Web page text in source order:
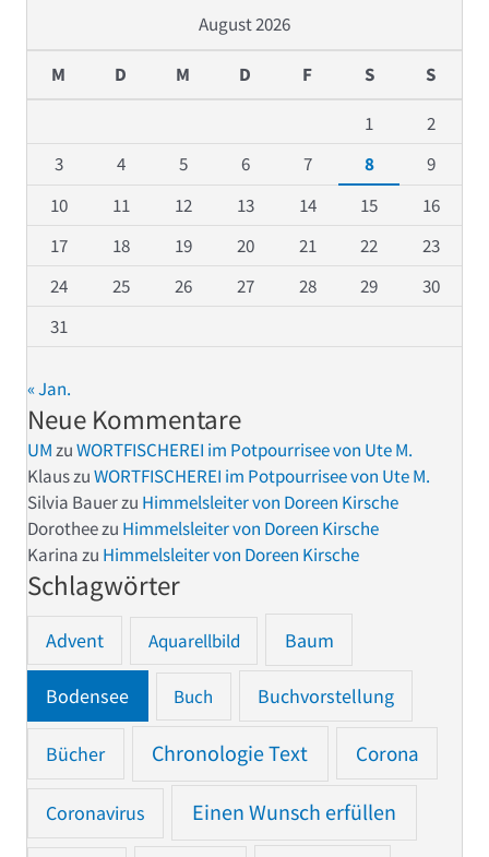
August 2026
M D M D F S S
1
2
3
4 5 6 7 8
9
10
11 12 13 14 15
16
17
18 19 20 21 22
23
24
25 26 27 28 29
30
31
« Jan.
Neue Kommentare
UMzuWORTFISCHEREI im Potpourrisee von Ute M.
KlauszuWORTFISCHEREI im Potpourrisee von Ute M.
Silvia Bauerzu Himmelsleiter von Doreen Kirsche
Dorotheezu Himmelsleiter von Doreen Kirsche
Karinazu Himmelsleiter von Doreen Kirsche
Schlagwörter
Advent Aquarellbild Baum
Bodensee Buch Buchvorstellung
Bücher Chronologie Text Corona
Coronavirus Einen Wunsch erfüllen